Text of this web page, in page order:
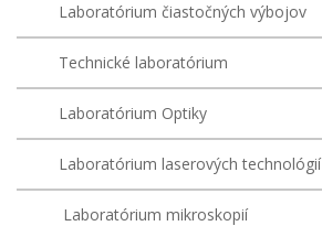
Laboratórium čiastočných výbojov
Technické laboratórium
Laboratórium Optiky
Laboratórium laserových technológií
Laboratórium mikroskopií